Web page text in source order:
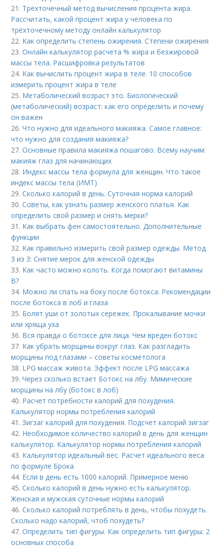
21. Трёхточечный метод вычисления процента жира.
Рассчитать, какой процент жира у человека по
трёхточечному методу онлайн калькулятор
22. Как определить степень ожирения. Степени ожирения
23.Онлайн калькулятор расчета % жира и безжировой
массы тела. Расшифровка результатов
24. Как вычислить процент жира в теле. 10 способов
измерить процент жира в теле
25. Метаболический возраст это. Биологический
(метаболический) возраст: как его определить и почему
он важен
26.Что нужно для идеального макияжа. Самое главное:
что нужно для создания макияжа?
27.Основные правила макияжа пошагово. Всему научим:
макияж глаз для начинающих
28. Индекс массы тела формула для женщин. Что такое
индекс массы тела (ИМТ)
29.Сколько калорий в день. Суточная норма калорий
30.Советы, как узнать размер женского платья. Как
определить свой размер и снять мерки?
31. Как выбрать фен самостоятельно. Дополнительные
функции
32. Как правильно измерить свой размер одежды. Метод
3 из 3: Снятие мерок для женской одежды
33. Как часто можно колоть. Когда помогают витамины
B?
34. Можно ли спать на боку после ботокса. Рекомендации
после ботокса в лоб и глаза
35. Болят уши от золотых сережек. Прокалывание мочки
или хряща уха
36. Вся правда о ботоксе для лица. Чем вреден ботокс
37. Как убрать морщины вокруг глаз. Как разгладить
морщины под глазами – советы косметолога
38. LPG массаж живота. Эффект после LPG массажа
39.Через сколько встает Ботокс на лбу. Мимические
морщины на лбу (ботокс в лоб)
40. Расчет потребности калорий для похудения.
Калькулятор нормы потребления калорий
41.Зигзаг калорий для похудения. Подсчет калорий зигзаг
42. Необходимое количество калорий в день для женщин
калькулятор. Калькулятор нормы потребления калорий
43. Калькулятор идеальный вес. Расчет идеального веса
по формуле Брока
44. Если в день есть 1000 калорий. Примерное меню
45.Сколько калорий в день нужно есть калькулятор.
Женская и мужская суточные нормы калорий
46.Сколько калорий потреблять в день, чтобы похудеть.
Сколько надо калорий, чтоб похудеть?
47.Определить тип фигуры. Как определить тип фигуры: 2
основных способа